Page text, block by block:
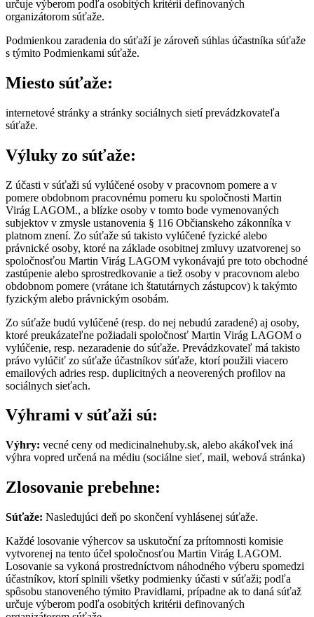
určuje výberom podľa osobitých kritérii definovaných
organizátorom súťaže.
Podmienkou zaradenia do súťaží je zároveň súhlas účastníka súťaže
s týmito Podmienkami súťaže.
Miesto súťaže:
internetové stránky a stránky sociálnych sietí prevádzkovateľa
súťaže.
Výluky zo súťaže:
Z účasti v súťaži sú vylúčené osoby v pracovnom pomere a v
pomere obdobnom pracovnému pomeru ku spoločnosti Martin
Virág LAGOM., a blízke osoby v tomto bode vymenovaných
subjektov v zmysle ustanovenia § 116 Občianskeho zákonníka v
platnom znení. Zo súťaže sú takisto vylúčené fyzické alebo
právnické osoby, ktoré na základe osobitnej zmluvy uzatvorenej so
spoločnosťou Martin Virág LAGOM vykonávajú pre toto obchodné
zastúpenie alebo sprostredkovanie a tiež osoby v pracovnom alebo
obdobnom pomere (vrátane ich štatutárnych zástupcov) k takýmto
fyzickým alebo právnickým osobám.
Zo súťaže budú vylúčené (resp. do nej nebudú zaradené) aj osoby,
ktoré preukázateľne požiadali spoločnosť Martin Virág LAGOM o
vylúčenie, resp. nezaradenie do súťaže. Prevádzkovateľ má takisto
právo vylúčiť zo súťaže účastníkov súťaže, ktorí použili viacero
emailových adries resp. duplicitných a neoverených profilov na
sociálnych sieťach.
Výhrami v súťaži sú:
Výhry: vecné ceny od medicinalnehuby.sk, alebo akákoľvek iná
výhra vopred určená na médiu (sociálne sieť, mail, webová stránka)
Zlosovanie prebehne:
Súťaže: Nasledujúci deň po skončení vyhlásenej súťaže.
Každé losovanie výhercov sa uskutoční za prítomnosti komisie
vytvorenej na tento účel spoločnosťou Martin Virág LAGOM.
Losovanie sa vykoná prostredníctvom náhodného výberu spomedzi
účastníkov, ktorí splnili všetky podmienky účasti v súťaži; podľa
spôsobu stanoveného týmito Pravidlami, prípadne ak to daná súťaž
určuje výberom podľa osobitých kritérii definovaných